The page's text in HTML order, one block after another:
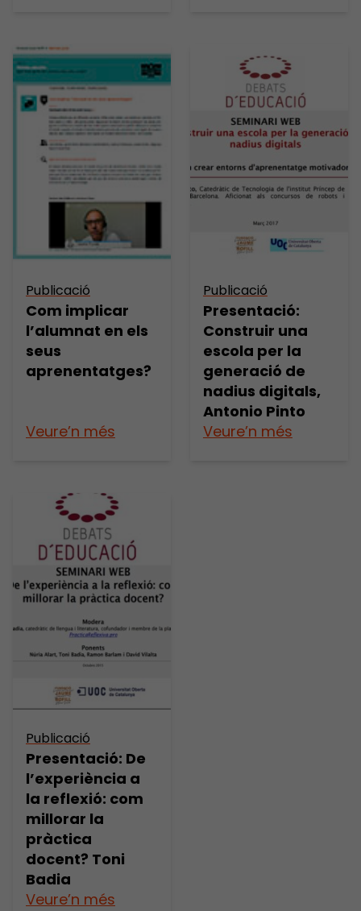
Publicació
Com implicar
l’alumnat en els
seus
aprenentatges?
Veure’n més
Publicació
Presentació:
Construir una
escola per la
generació de
nadius digitals,
Antonio Pinto
Veure’n més
Publicació
Presentació: De
l’experiència a
la reflexió: com
millorar la
pràctica
docent? Toni
Badia
Veure’n més